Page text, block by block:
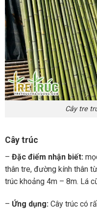
Cây tre
Cây trúc
– Đặc điểm nhận biết:
thân tre, đường kính thân
trúc khoảng 4m – 8m. Lá
– Ứng dụng: Cây trúc có